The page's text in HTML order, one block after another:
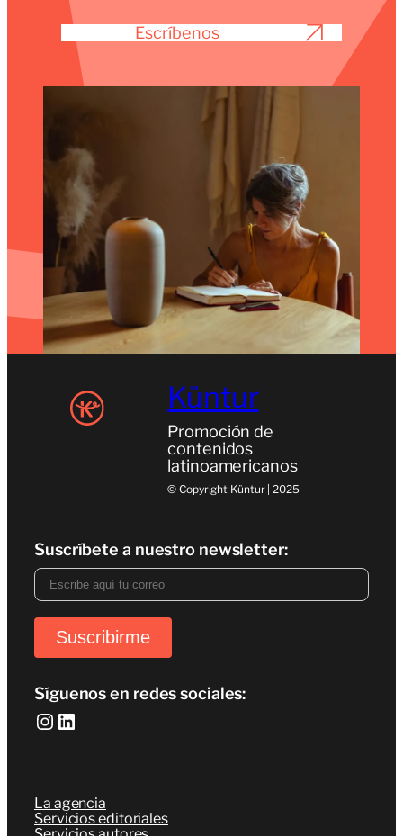
Escríbenos
Küntur
Promoción de
contenidos
latinoamericanos
© Copyright Küntur | 2025
Suscríbete a nuestro newsletter:
Síguenos en redes sociales:
Instagram LinkedIn
La agencia
Servicios editoriales